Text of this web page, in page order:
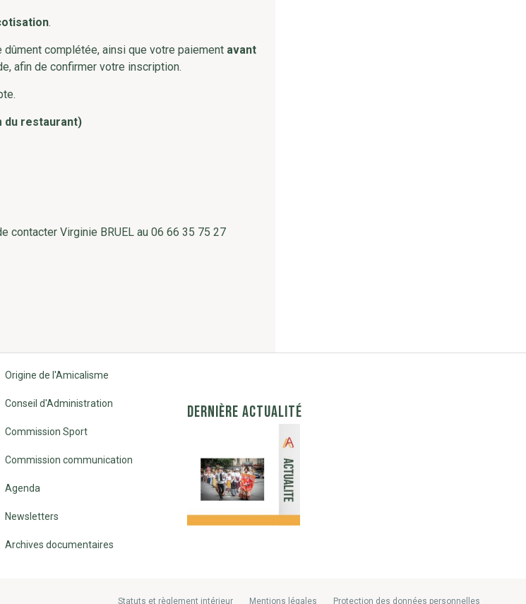
.
complétée, ainsi que votre paiement avant
afin de confirmer votre inscription.
du restaurant)
Virginie BRUEL au 06 66 35 75 27
Origine de l'Amicalisme
Conseil d'Administration
Commission Sport
Commission communication
Agenda
Newsletters
Archives documentaires
DERNIÈRE ACTUALITÉ
Statuts et règlement intérieur Mentions légales Protection des données personnelles